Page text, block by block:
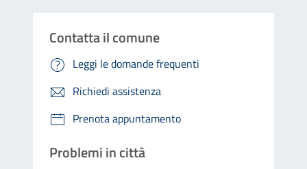
Contatta il comune
Leggi le domande frequenti
Richiedi assistenza
Prenota appuntamento
Problemi in città